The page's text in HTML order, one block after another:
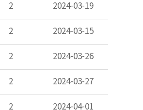
2 2024-03-19
2 2024-03-15
2 2024-03-26
2 2024-03-27
2 2024-04-01